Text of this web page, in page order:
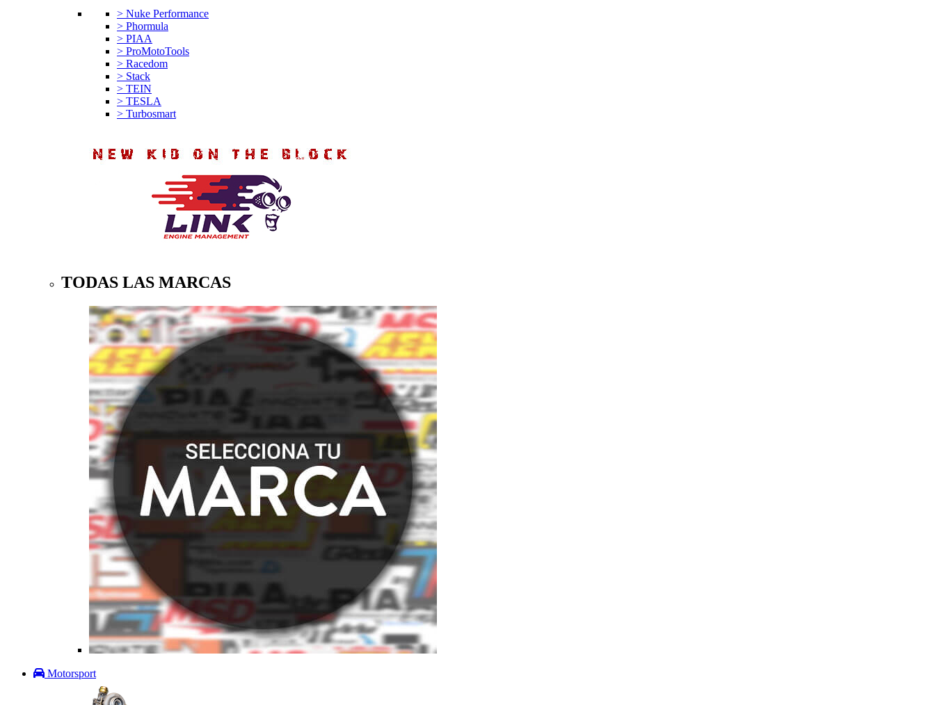
> Nuke Performance
> Phormula
> PIAA
> ProMotoTools
> Racedom
> Stack
> TEIN
> TESLA
> Turbosmart
TODAS LAS MARCAS
Motorsport